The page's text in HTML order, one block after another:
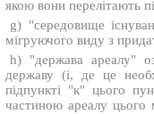
якою вони перелітають
g) "середовище
мігруючого виду з
h) "держава ареалу"
державу (і, де це
підпункті "к" цього
частиною ареалу цього